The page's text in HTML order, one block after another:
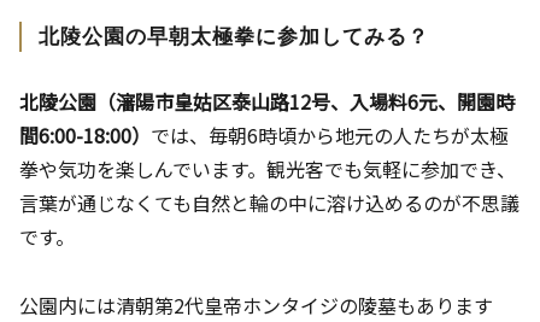
北陵公園の早朝太極拳に参加してみる？
北陵公園（瀋陽市皇姑区泰山路12号、入場料6元、開園時
間6:00-18:00） では、毎朝6時頃から地元の人たちが太極
拳や気功を楽しんでいます。観光客でも気軽に参加でき、
言葉が通じなくても自然と輪の中に溶け込めるのが不思議
です。
公園内には清朝第2代皇帝ホンタイジの陵墓もあります